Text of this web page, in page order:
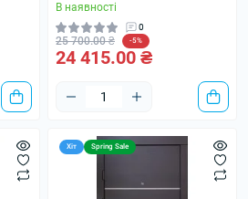
В наявності
0
25 700.00 ₴ -5%
24 415.00 ₴
Хіт Spring Sale